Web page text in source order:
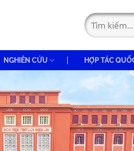
NGHIÊN CỨU HỢP TÁC